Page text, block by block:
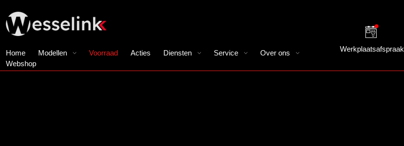
Home Modellen Voorraad Acties Diensten Service
Over ons
Webshop
Werkplaatsafspraak